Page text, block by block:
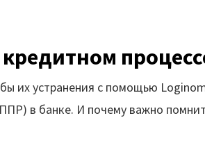
Клиенты
их устранения с помощью
в банке. И почему важно